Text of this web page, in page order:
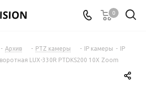
0
- Архив - PTZ камеры - IP камеры - IP
LUX-330R PTDKS200 10X Zoom